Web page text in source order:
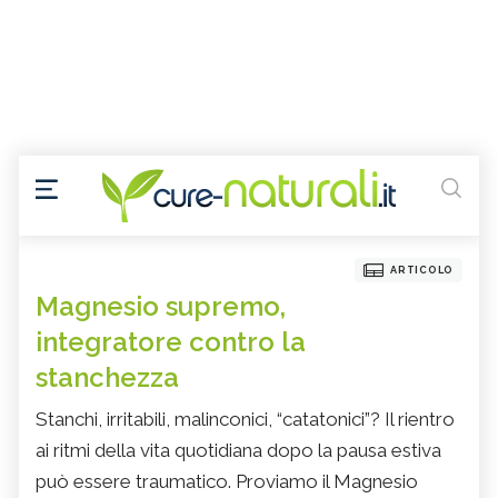
ARTICOLO
Magnesio supremo,
integratore contro la
stanchezza
Stanchi, irritabili, malinconici, “catatonici”? Il rientro
ai ritmi della vita quotidiana dopo la pausa estiva
può essere traumatico. Proviamo il Magnesio